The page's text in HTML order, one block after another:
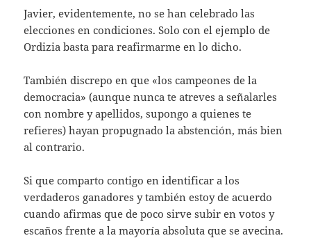
Javier, evidentemente, no se han celebrado las
elecciones en condiciones. Solo con el ejemplo de
Ordizia basta para reafirmarme en lo dicho.
También discrepo en que «los campeones de la
democracia» (aunque nunca te atreves a señalarles
con nombre y apellidos, supongo a quienes te
refieres) hayan propugnado la abstención, más bien
al contrario.
Si que comparto contigo en identificar a los
verdaderos ganadores y también estoy de acuerdo
cuando afirmas que de poco sirve subir en votos y
escaños frente a la mayoría absoluta que se avecina.